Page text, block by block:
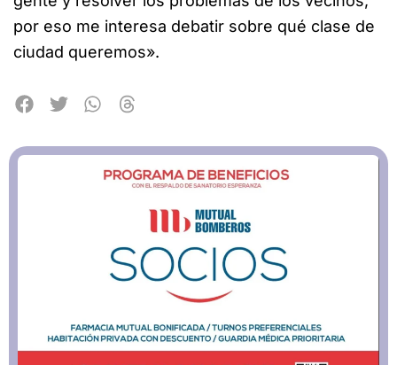
por eso me interesa debatir sobre qué clase de
ciudad queremos».